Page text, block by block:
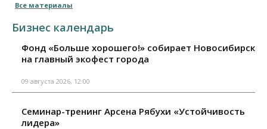
Все материалы
Бизнес календарь
Фонд «Больше хорошего!» собирает Новосибирск
на главный экофест города
09 августа 2026, 12:00
Семинар-тренинг Арсена Рябухи «Устойчивость
лидера»